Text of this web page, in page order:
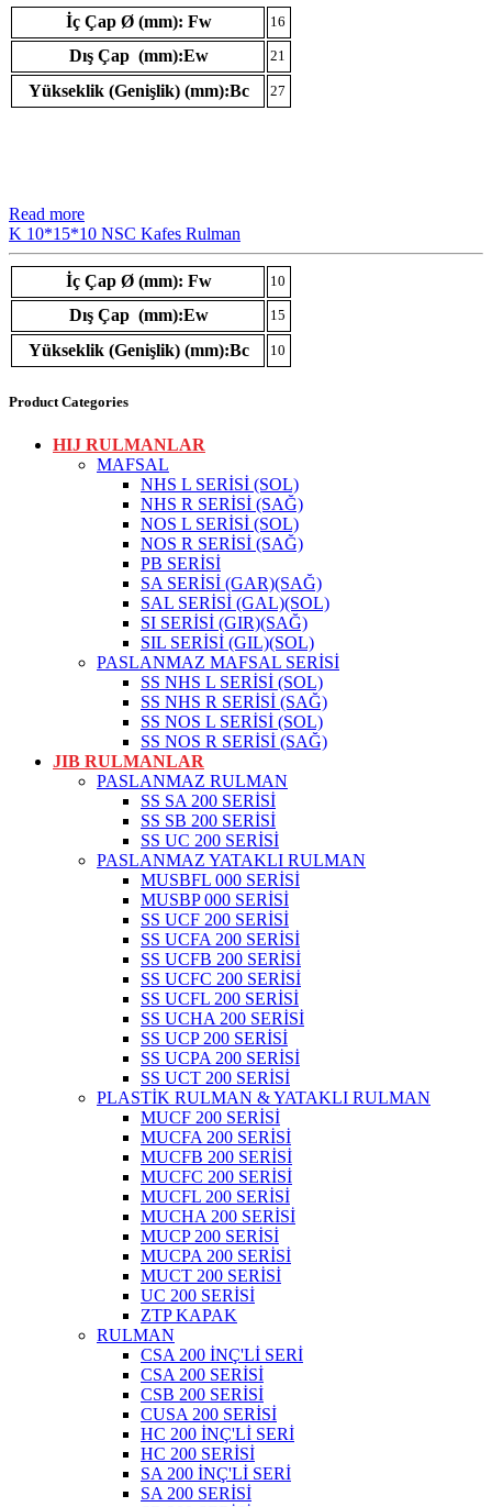
İç Çap Ø (mm): Fw 16
Dış Çap (mm):Ew 21
Yükseklik (Genişlik) (mm):Bc 27
Read more
K 10*15*10 NSC Kafes Rulman
İç Çap Ø (mm): Fw 10
Dış Çap (mm):Ew 15
Yükseklik (Genişlik) (mm):Bc 10
Product Categories
HIJ RULMANLAR
MAFSAL
NHS L SERİSİ (SOL)
NHS R SERİSİ (SAĞ)
NOS L SERİSİ (SOL)
NOS R SERİSİ (SAĞ)
PB SERİSİ
SA SERİSİ (GAR)(SAĞ)
SAL SERİSİ (GAL)(SOL)
SI SERİSİ (GIR)(SAĞ)
SIL SERİSİ (GIL)(SOL)
PASLANMAZ MAFSAL SERİSİ
SS NHS L SERİSİ (SOL)
SS NHS R SERİSİ (SAĞ)
SS NOS L SERİSİ (SOL)
SS NOS R SERİSİ (SAĞ)
JIB RULMANLAR
PASLANMAZ RULMAN
SS SA 200 SERİSİ
SS SB 200 SERİSİ
SS UC 200 SERİSİ
PASLANMAZ YATAKLI RULMAN
MUSBFL 000 SERİSİ
MUSBP 000 SERİSİ
SS UCF 200 SERİSİ
SS UCFA 200 SERİSİ
SS UCFB 200 SERİSİ
SS UCFC 200 SERİSİ
SS UCFL 200 SERİSİ
SS UCHA 200 SERİSİ
SS UCP 200 SERİSİ
SS UCPA 200 SERİSİ
SS UCT 200 SERİSİ
PLASTİK RULMAN & YATAKLI RULMAN
MUCF 200 SERİSİ
MUCFA 200 SERİSİ
MUCFB 200 SERİSİ
MUCFC 200 SERİSİ
MUCFL 200 SERİSİ
MUCHA 200 SERİSİ
MUCP 200 SERİSİ
MUCPA 200 SERİSİ
MUCT 200 SERİSİ
UC 200 SERİSİ
ZTP KAPAK
RULMAN
CSA 200 İNÇ'Lİ SERİ
CSA 200 SERİSİ
CSB 200 SERİSİ
CUSA 200 SERİSİ
HC 200 İNÇ'Lİ SERİ
HC 200 SERİSİ
SA 200 İNÇ'Lİ SERİ
SA 200 SERİSİ